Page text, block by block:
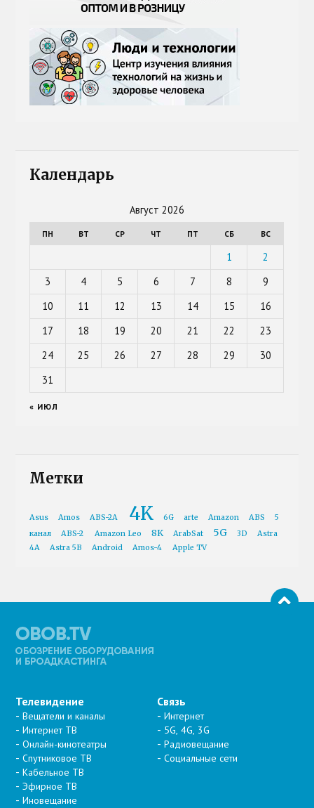
Календарь
Август 2026
ПН ВТ СР ЧТ ПТ СБ ВС
1
2
3
4 5 6 7 8
9
10
11 12 13 14 15
16
17
18 19 20 21 22
23
24
25 26 27 28 29
30
31
« ИЮЛ
Метки
Asus Amos ABS-2A 4K 6G arte Amazon ABS
5
канал
ABS-2 Amazon Leo 8K ArabSat 5G 3D
Astra
4A
Astra 5B Android Amos-4 Apple TV
Телевидение
Вещатели и каналы
Интернет ТВ
Онлайн-кинотеатры
Спутниковое ТВ
Кабельное ТВ
Эфирное ТВ
Иновещание
Связь
Интернет
5G, 4G, 3G
Радиовещание
Социальные сети